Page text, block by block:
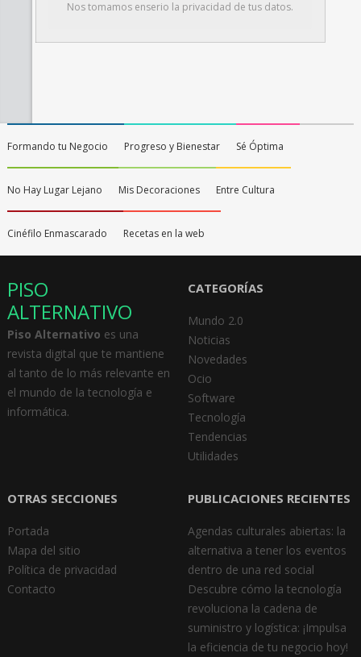
Nos tomamos enserio la privacidad de tus datos.
Formando tu Negocio Progreso y Bienestar Sé Óptima
No Hay Lugar Lejano Mis Decoraciones Entre Cultura
Cinéfilo Enmascarado Recetas en la web
PISO
ALTERNATIVO
Piso Alternativo es una
revista digital que te mantiene
al tanto de lo más relevante en
el mundo de la tecnología e
informática.
CATEGORÍAS
Mundo 2.0
Noticias
Novedades
Ocio
Software
Tecnología
Tendencias
Utilidades
OTRAS SECCIONES
Portada
Mapa del sitio
Política de privacidad
Contacto
PUBLICACIONES RECIENTES
Agendas culturales abiertas: la
alternativa a tener los eventos
dentro de una red social
Descubre cómo la tecnología
revoluciona la cadena de
suministro y logística: ¡Impulsa
la eficiencia de tu negocio hoy!